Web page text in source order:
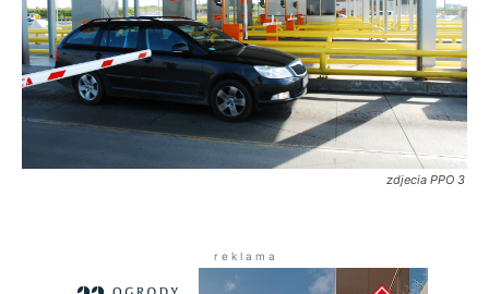
zdjecia PPO 3
r e k l a m a